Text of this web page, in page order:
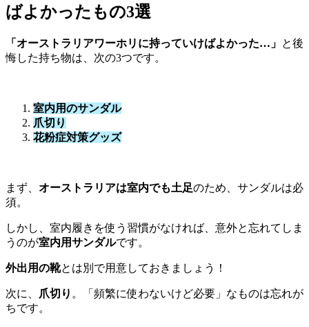
ばよかったもの3選
「オーストラリアワーホリに持っていけばよかった…」 と後
悔した持ち物は、次の3つです。
室内用のサンダル
爪切り
花粉症対策グッズ
まず、 オーストラリアは室内でも土足のため、サンダルは必
須。
しかし、室内履きを使う習慣がなければ、意外と忘れてしま
うのが室内用サンダルです。
外出用の靴とは別で用意しておきましょう！
次に、 爪切り 。「頻繁に使わないけど必要」なものは忘れが
ちです。